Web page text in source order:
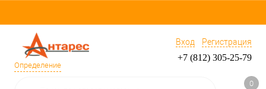
Определение
Вход Регистрация
+7 (812) 305-25-79
0